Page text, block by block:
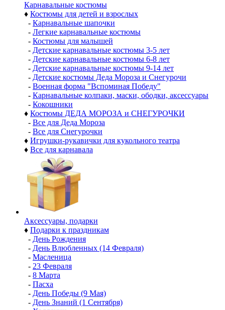
Карнавальные костюмы
♦ Костюмы для детей и взрослых
- Карнавальные шапочки
- Легкие карнавальные костюмы
- Костюмы для малышей
- Детские карнавальные костюмы 3-5 лет
- Детские карнавальные костюмы 6-8 лет
- Детские карнавальные костюмы 9-14 лет
- Детские костюмы Деда Мороза и Снегурочи
- Военная форма "Вспоминая Победу"
- Карнавальные колпаки, маски, ободки, аксессуары
- Кокошники
♦ Костюмы ДЕДА МОРОЗА и СНЕГУРОЧКИ
- Все для Деда Мороза
- Все для Снегурочки
♦ Игрушки-рукавички для кукольного театра
♦ Все для карнавала
Аксессуары, подарки
♦ Подарки к праздникам
- День Рождения
- День Влюбленных (14 Февраля)
- Масленица
- 23 Февраля
- 8 Марта
- Пасха
- День Победы (9 Мая)
- День Знаний (1 Сентября)